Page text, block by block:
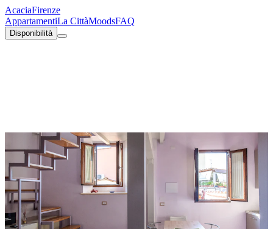
AcaciaFirenze
AppartamentiLa CittàMoodsFAQ
Disponibilità